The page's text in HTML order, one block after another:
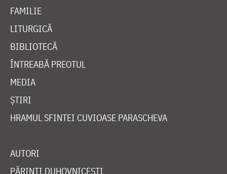
FAMILIE
LITURGICĂ
BIBLIOTECĂ
ÎNTREABĂ PREOTUL
MEDIA
ȘTIRI
HRAMUL SFINTEI CUVIOASE PARASCHEVA
AUTORI
PĂRINȚI DUHOVNICEȘTI